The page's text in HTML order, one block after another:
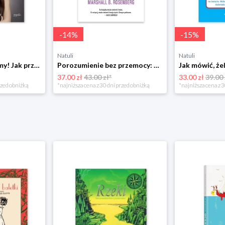
Już się nie rozumiemy! Jak przeżyć czas trzaskających drzwi Esprit
obniżką
-14%
Natuli
Porozumienie bez przemocy: o języku życia Czarna owca
37.00 zł43.00 zł*
*najniższa cena z 30 dni przed obniżką
-15%
Natuli
33.00 zł39.00
*najniższa cena z